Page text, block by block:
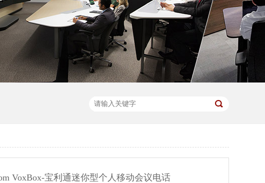
VoxBox-宝利通迷你型个人移动会议电话